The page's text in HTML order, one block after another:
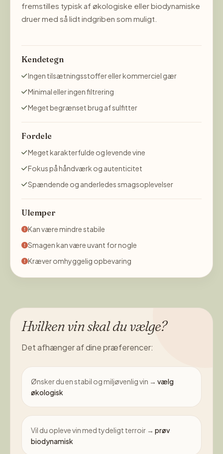
fremstilles typisk af økologiske eller biodynamiske
druer med så lidt indgriben som muligt.
Kendetegn
Ingen tilsætningsstoffer eller kommerciel gær
Minimal eller ingen filtrering
Meget begrænset brug af sulfitter
Fordele
Meget karakterfulde og levende vine
Fokus på håndværk og autenticitet
Spændende og anderledes smagsoplevelser
Ulemper
Kan være mindre stabile
Smagen kan være uvant for nogle
Kræver omhyggelig opbevaring
Hvilken vin skal du vælge?
Det afhænger af dine præferencer:
Ønsker du en stabil og miljøvenlig vin → vælg
økologisk
Vil du opleve vin med tydeligt terroir → prøv
biodynamisk